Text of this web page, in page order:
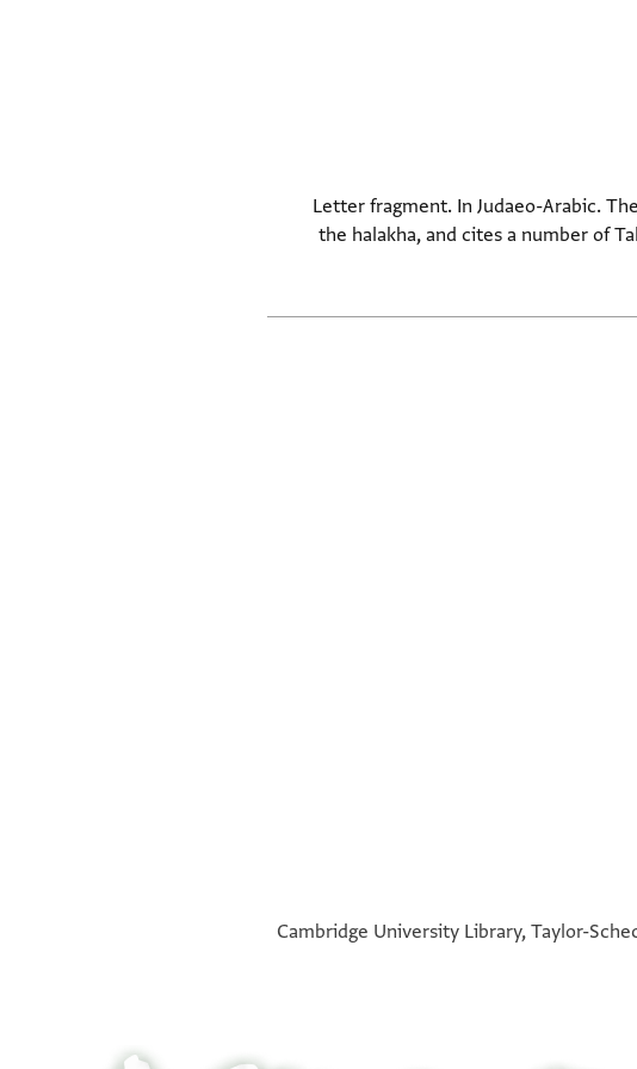
Letter fragment. In Judaeo-Arabic.
the halakha, and cites a number of
Cambridge University Library, Taylor-